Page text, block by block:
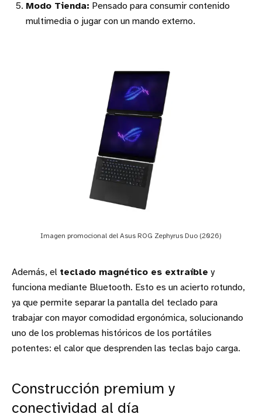
Modo Tienda: Pensado para consumir contenido
multimedia o jugar con un mando externo.
Imagen promocional del Asus ROG Zephyrus Duo (2026)
Además, el teclado magnético es extraíble y
funciona mediante Bluetooth. Esto es un acierto rotundo,
ya que permite separar la pantalla del teclado para
trabajar con mayor comodidad ergonómica, solucionando
uno de los problemas históricos de los portátiles
potentes: el calor que desprenden las teclas bajo carga.
Construcción premium y
conectividad al día